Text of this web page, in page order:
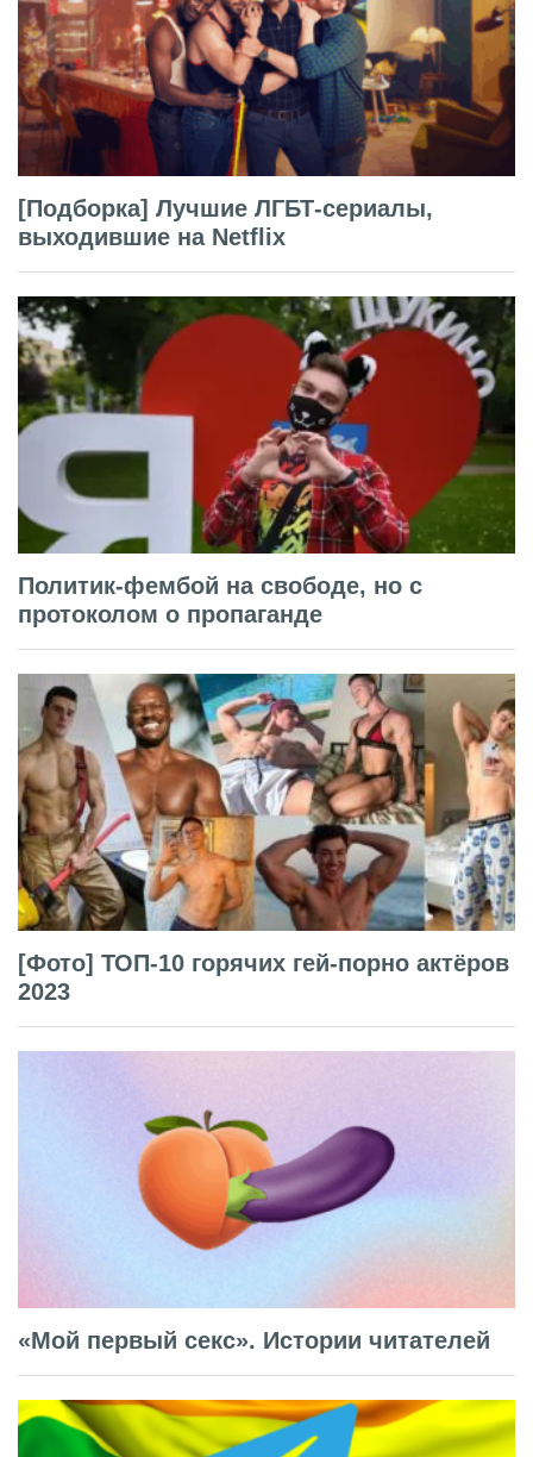
[Подборка] Лучшие ЛГБТ-сериалы,
выходившие на Netflix
Политик-фембой на свободе, но с
протоколом о пропаганде
[Фото] ТОП-10 горячих гей-порно актёров
2023
«Мой первый секс». Истории читателей